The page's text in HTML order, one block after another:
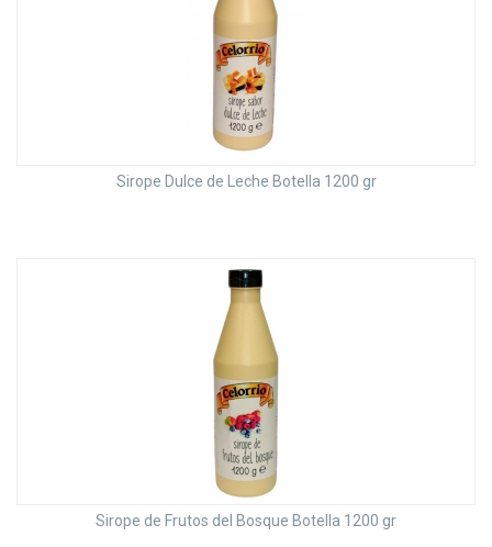
Sirope Dulce de Leche Botella 1200 gr
Sirope de Frutos del Bosque Botella 1200 gr